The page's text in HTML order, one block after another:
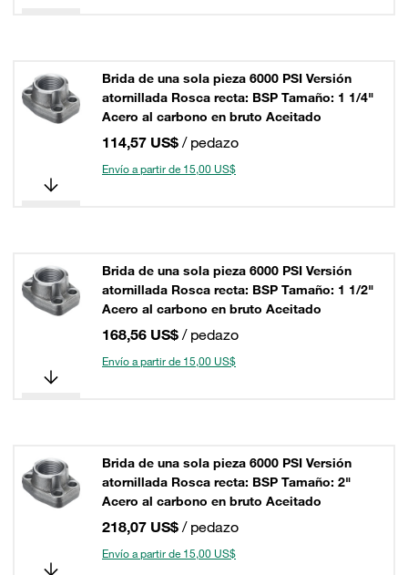
Brida de una sola pieza 6000 PSI Versión
atornillada Rosca recta: BSP Tamaño: 1 1/4"
Acero al carbono en bruto Aceitado
114,57 US$ / pedazo
Envío a partir de 15,00 US$
Brida de una sola pieza 6000 PSI Versión
atornillada Rosca recta: BSP Tamaño: 1 1/2"
Acero al carbono en bruto Aceitado
168,56 US$ / pedazo
Envío a partir de 15,00 US$
Brida de una sola pieza 6000 PSI Versión
atornillada Rosca recta: BSP Tamaño: 2"
Acero al carbono en bruto Aceitado
218,07 US$ / pedazo
Envío a partir de 15,00 US$